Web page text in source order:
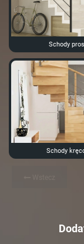
Schody
Schody